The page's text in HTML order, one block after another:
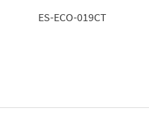
ES-ECO-019CT